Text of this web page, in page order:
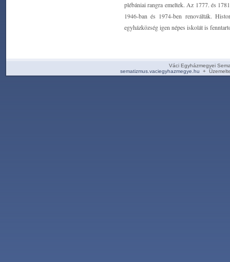
plébániai rangra emeltek. Az 1777. és
1946-ban és 1974-ben renoválták.
egyházközség igen népes iskolát is
Váci Egyházmegyei
sematizmus.vaciegyhazmegye.hu +